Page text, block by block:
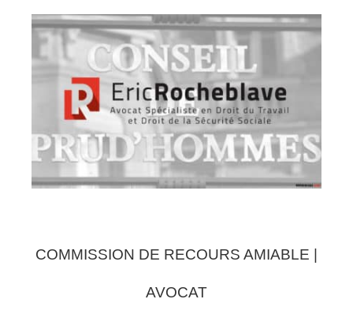
COMMISSION DE RECOURS AMIABLE |
AVOCAT